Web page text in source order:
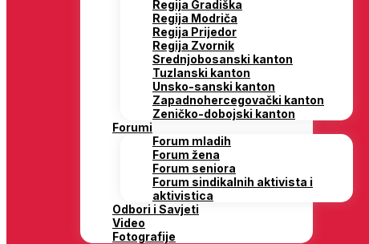
Regija Gradiška
Regija Modriča
Regija Prijedor
Regija Zvornik
Srednjobosanski kanton
Tuzlanski kanton
Unsko-sanski kanton
Zapadnohercegovački kanton
Zeničko-dobojski kanton
Forumi
Forum mladih
Forum žena
Forum seniora
Forum sindikalnih aktivista i
aktivistica
Odbori i Savjeti
Video
Fotografije